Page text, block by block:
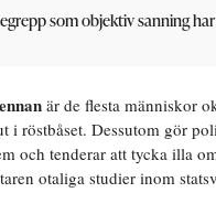
somobjektiv sanning
är de flesta människor
i röstbåset. Dessutom gör
och tenderar att tycka illa
otaliga studier inom